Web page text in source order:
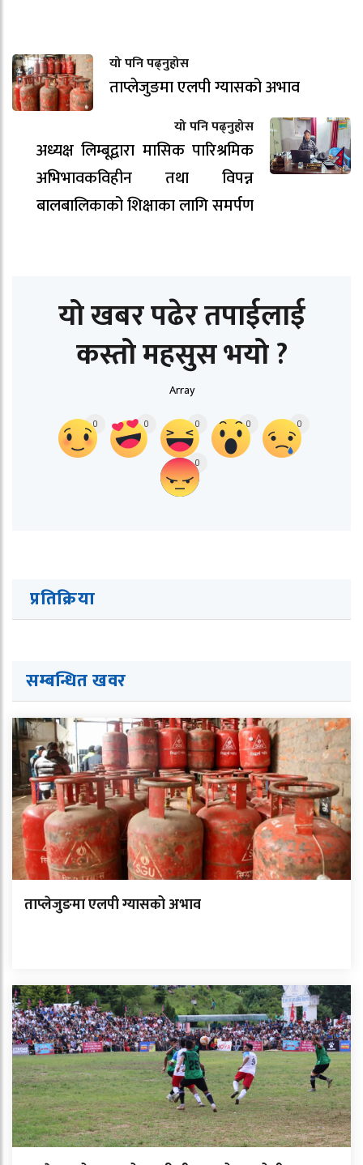
यो पनि पढ्नुहोस
ताप्लेजुङमा एलपी ग्यासको अभाव
यो पनि पढ्नुहोस
अध्यक्ष लिम्बूद्वारा मासिक पारिश्रमिक
अभिभावकविहीन तथा विपन्न
बालबालिकाको शिक्षाका लागि समर्पण
यो खबर पढेर तपाईलाई
कस्तो महसुस भयो ?
Array
0 0 0 0 0
0
प्रतिक्रिया
सम्बन्धित खवर
ताप्लेजुङमा एलपी ग्यासको अभाव